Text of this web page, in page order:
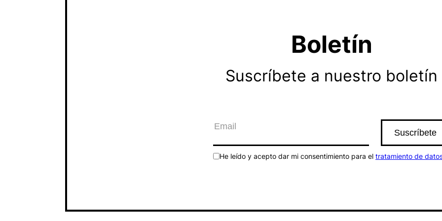
Boletín
Suscríbete a nuestro boletín
He leído y acepto dar mi consentimiento para el tratamiento de